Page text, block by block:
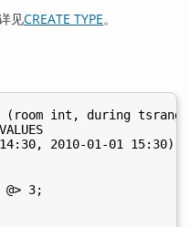
见CREATE TYPE。
(room int, during
2010-01-01
3;